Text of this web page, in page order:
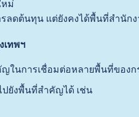
หม่
รลดต้นทุน แต่ยังคงได้พื้นที่สำนัก
เทพฯ
ในการเชื่อมต่อหลายพื้นที่ของ
ปยังพื้นที่สำคัญได้ เช่น